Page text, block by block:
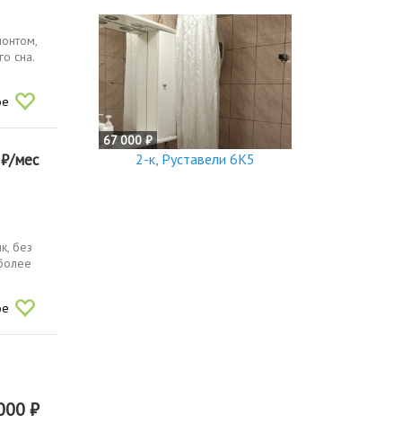
сна.
₽/мес
без
₽
67 000 ₽
2-к, Руставели 6К5